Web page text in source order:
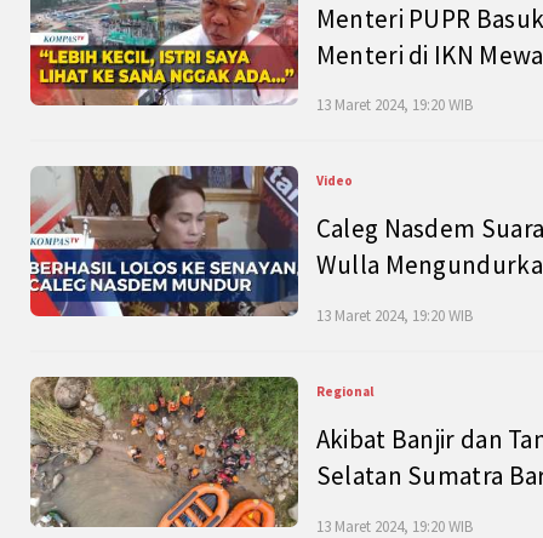
Menteri PUPR
Menteri di IKN
13 Maret 2024, 19:20 WIB
Video
Caleg Nasdem
Wulla
13 Maret 2024, 19:20 WIB
Regional
Akibat Banjir dan
Selatan Sumatra
13 Maret 2024, 19:20 WIB